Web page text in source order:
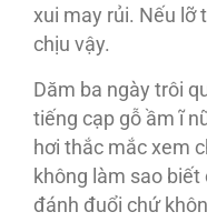
xui may rủi. Nếu lỡ
chịu vậy.
Dăm ba ngày trôi
tiếng cạp gỗ ầm ĩ
hơi thắc mắc xem
không làm sao
đánh đuổi chứ